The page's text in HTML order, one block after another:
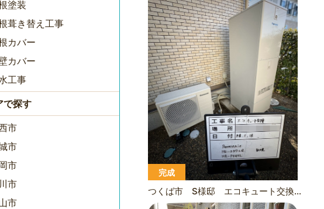
塗装
葺き替え工事
カバー
カバー
工事
で探す
市
市
市
市
市
完成
つくば市 S様邸 エコキュート交換工事